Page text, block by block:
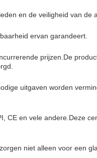
en de veiligheid van de
ervan garandeert.
prijzen.De
uitgaven worden
CE en vele andere.Deze
niet alleen voor een